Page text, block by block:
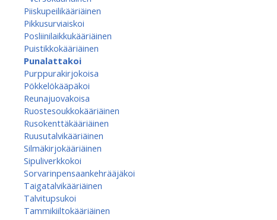
Piiskupeilikääriäinen
Pikkusurviaiskoi
Posliinilaikkukääriäinen
Puistikkokääriäinen
Punalattakoi
Purppurakirjokoisa
Pökkelökääpäkoi
Reunajuovakoisa
Ruostesoukkokääriäinen
Rusokenttäkääriäinen
Ruusutalvikääriäinen
Silmäkirjokääriäinen
Sipuliverkkokoi
Sorvarinpensaankehrääjäkoi
Taigatalvikääriäinen
Talvitupsukoi
Tammikiiltokääriäinen